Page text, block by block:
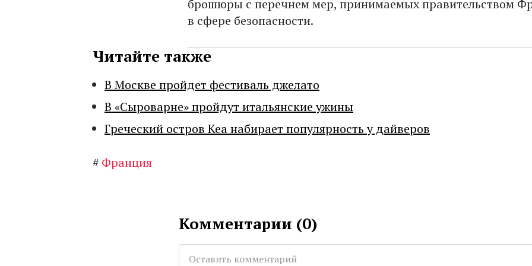
брошюры с перечнем мер, принимаемых правительством
в сфере безопасности.
Читайте также
В Москве пройдет фестиваль джелато
В «Сыроварне» пройдут итальянские ужины
Греческий остров Кеа набирает популярность у дайверов
# Франция
Комментарии (0)